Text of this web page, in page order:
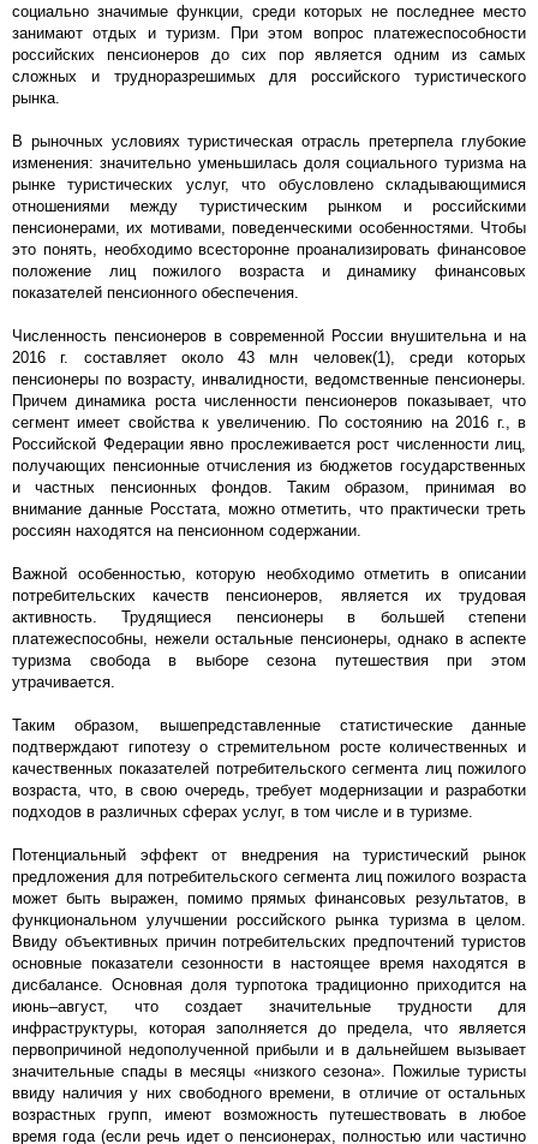
социально значимые функции, среди которых не последнее место
занимают отдых и туризм. При этом вопрос платежеспособности
российских пенсионеров до сих пор является одним из самых
сложных и трудноразрешимых для российского туристического
рынка.
В рыночных условиях туристическая отрасль претерпела глубокие
изменения: значительно уменьшилась доля социального туризма на
рынке туристических услуг, что обусловлено складывающимися
отношениями между туристическим рынком и российскими
пенсионерами, их мотивами, поведенческими особенностями. Чтобы
это понять, необходимо всесторонне проанализировать финансовое
положение лиц пожилого возраста и динамику финансовых
показателей пенсионного обеспечения.
Численность пенсионеров в современной России внушительна и на
2016 г. составляет около 43 млн человек(1), среди которых
пенсионеры по возрасту, инвалидности, ведомственные пенсионеры.
Причем динамика роста численности пенсионеров показывает, что
сегмент имеет свойства к увеличению. По состоянию на 2016 г., в
Российской Федерации явно прослеживается рост численности лиц,
получающих пенсионные отчисления из бюджетов государственных
и частных пенсионных фондов. Таким образом, принимая во
внимание данные Росстата, можно отметить, что практически треть
россиян находятся на пенсионном содержании.
Важной особенностью, которую необходимо отметить в описании
потребительских качеств пенсионеров, является их трудовая
активность. Трудящиеся пенсионеры в большей степени
платежеспособны, нежели остальные пенсионеры, однако в аспекте
туризма свобода в выборе сезона путешествия при этом
утрачивается.
Таким образом, вышепредставленные статистические данные
подтверждают гипотезу о стремительном росте количественных и
качественных показателей потребительского сегмента лиц пожилого
возраста, что, в свою очередь, требует модернизации и разработки
подходов в различных сферах услуг, в том числе и в туризме.
Потенциальный эффект от внедрения на туристический рынок
предложения для потребительского сегмента лиц пожилого возраста
может быть выражен, помимо прямых финансовых результатов, в
функциональном улучшении российского рынка туризма в целом.
Ввиду объективных причин потребительских предпочтений туристов
основные показатели сезонности в настоящее время находятся в
дисбалансе. Основная доля турпотока традиционно приходится на
июнь–август, что создает значительные трудности для
инфраструктуры, которая заполняется до предела, что является
первопричиной недополученной прибыли и в дальнейшем вызывает
значительные спады в месяцы «низкого сезона». Пожилые туристы
ввиду наличия у них свободного времени, в отличие от остальных
возрастных групп, имеют возможность путешествовать в любое
время года (если речь идет о пенсионерах, полностью или частично